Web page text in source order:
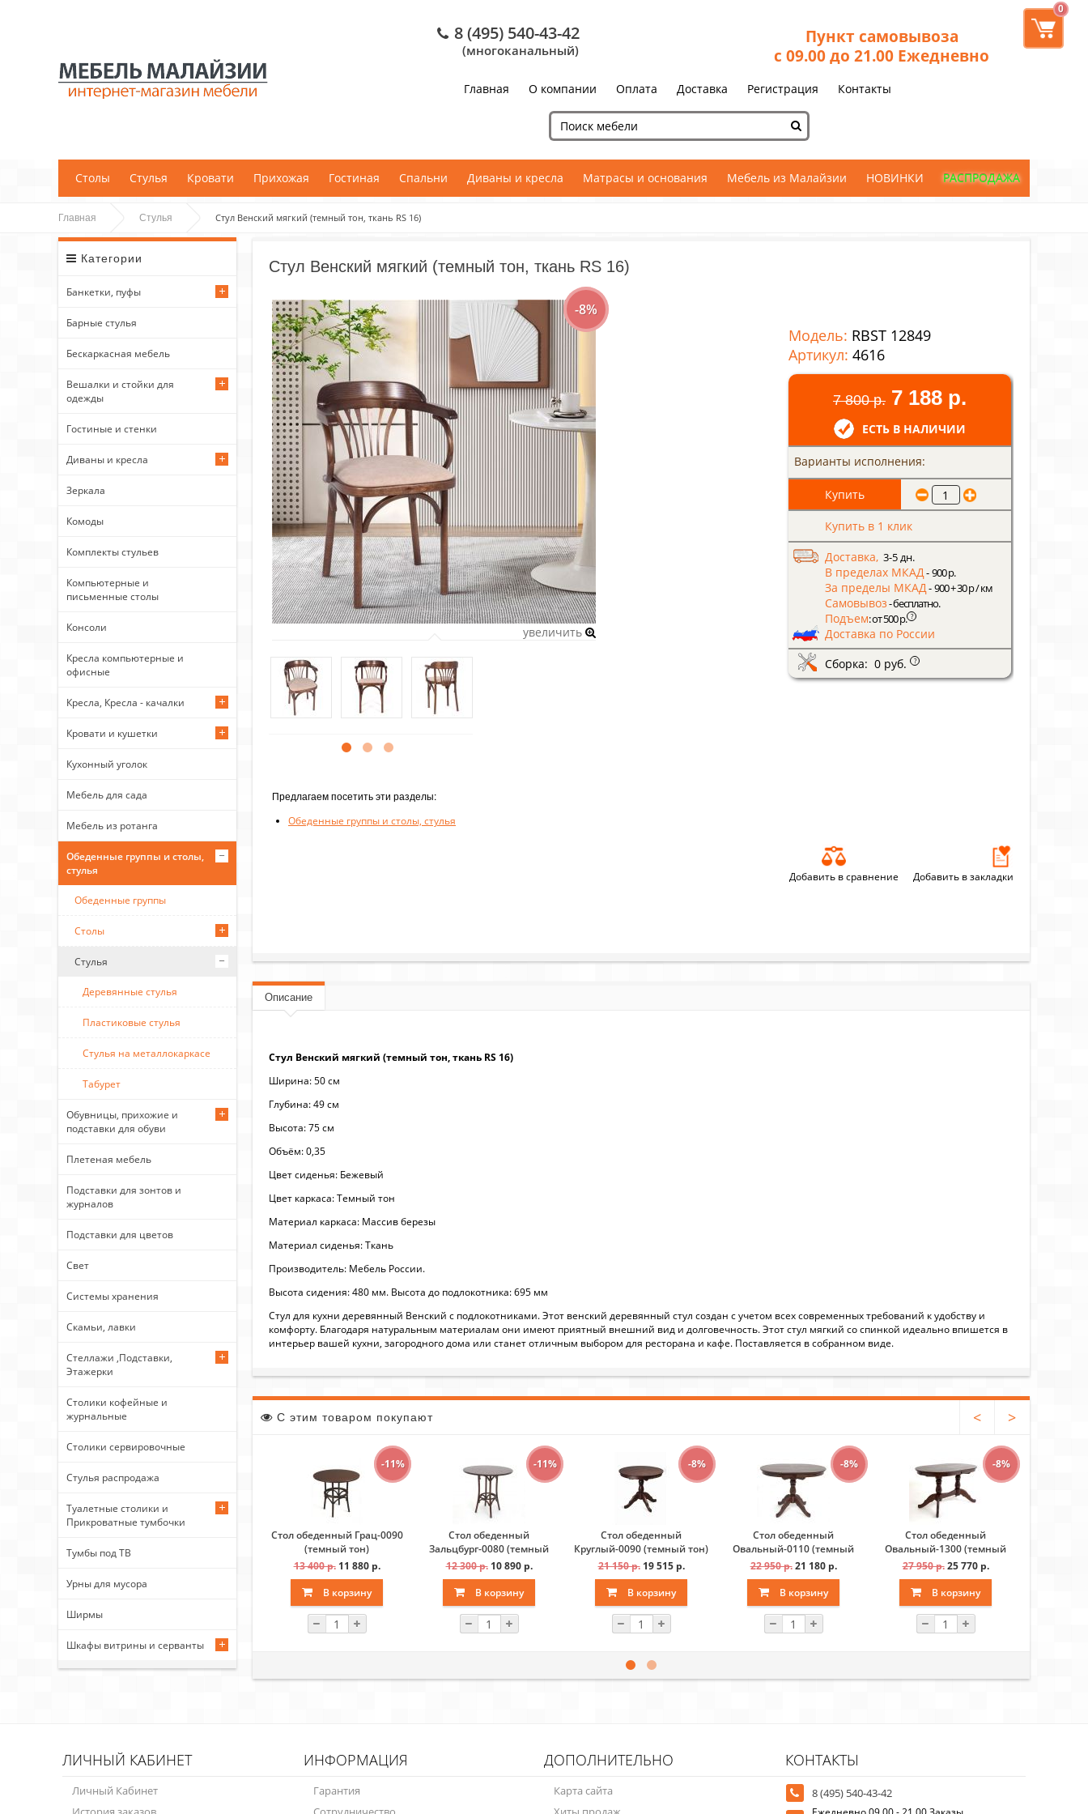
0
8 (495) 540-43-42
(многоканальный)
Пункт самовывоза
с 09.00 до 21.00 Ежедневно
Главная О компании Оплата Доставка Регистрация Контакты
Столы Стулья Кровати Прихожая Гостиная Спальни Диваны и кресла Матрасы и основания Мебель из Малайзии НОВИНКИ РАСПРОДАЖА
Главная Стулья Стул Венский мягкий (темный тон, ткань RS 16)
Категории
Банкетки, пуфы
Барные стулья
Бескаркасная мебель
Вешалки и стойки для
одежды
Гостиные и стенки
Диваны и кресла
Зеркала
Комоды
Комплекты стульев
Компьютерные и
письменные столы
Консоли
Кресла компьютерные и
офисные
Кресла, Кресла - качалки
Кровати и кушетки
Кухонный уголок
Мебель для сада
Мебель из ротанга
Обеденные группы и столы,
стулья
Обеденные группы
Столы
Стулья
Деревянные стулья
Пластиковые стулья
Стулья на металлокаркасе
Табурет
Обувницы, прихожие и
подставки для обуви
Плетеная мебель
Подставки для зонтов и
журналов
Подставки для цветов
Свет
Системы хранения
Скамьи, лавки
Стеллажи ,Подставки,
Этажерки
Столики кофейные и
журнальные
Столики сервировочные
Стулья распродажа
Туалетные столики и
Прикроватные тумбочки
Тумбы под ТВ
Урны для мусора
Ширмы
Шкафы витрины и серванты
Стул Венский мягкий (темный тон, ткань RS 16)
-8%
увеличить
Предлагаем посетить эти разделы:
Обеденные группы и столы, стулья
Модель: RBST 12849
Артикул: 4616
7 800 р. 7 188 р.
ЕСТЬ В НАЛИЧИИ
Варианты исполнения:
Купить в 1 клик
Доставка, 3-5 дн.
В пределах МКАД- 900 р.
За пределы МКАД- 900 + 30 р / км
Самовывоз- бесплатно.
Подъем: от 500 р. ?
Доставка по России
Сборка: 0 руб.
?
Добавить в сравнение Добавить в закладки
Описание
Стул Венский мягкий (темный тон, ткань RS 16)
Ширина: 50 см
Глубина: 49 см
Высота: 75 см
Объём: 0,35
Цвет сиденья: Бежевый
Цвет каркаса: Темный тон
Материал каркаса: Массив березы
Материал сиденья: Ткань
Производитель: Мебель России.
Высота сидения: 480 мм. Высота до подлокотника: 695 мм
Стул для кухни деревянный Венский с подлокотниками. Этот венский деревянный стул создан с учетом всех современных требований к удобству и
комфорту. Благодаря натуральным материалам они имеют приятный внешний вид и долговечность. Этот стул мягкий со спинкой идеально впишется в
интерьер вашей кухни, загородного дома или станет отличным выбором для ресторана и кафе. Поставляется в собранном виде.
С этим товаром покупают
-11%
Стол обеденный Грац-0090
(темный тон)
13 400 р. 11 880 р.
В корзину
-11%
Стол обеденный
Зальцбург-0080 (темный
тон)
12 300 р. 10 890 р.
В корзину
-8%
Стол обеденный
Круглый-0090 (темный тон)
21 150 р. 19 515 р.
В корзину
-8%
Стол обеденный
Овальный-0110 (темный
тон)
22 950 р. 21 180 р.
В корзину
-8%
Стол обеденный
Овальный-1300 (темный
тон)
27 950 р. 25 770 р.
В корзину
< >
ЛИЧНЫЙ КАБИНЕТ
Личный Кабинет
ИНФОРМАЦИЯ
Гарантия
ДОПОЛНИТЕЛЬНО
Карта сайта
КОНТАКТЫ
8 (495) 540-43-42